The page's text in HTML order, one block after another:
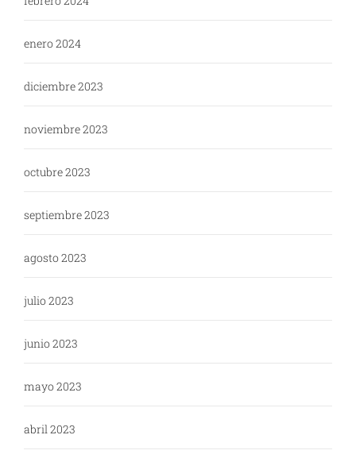
enero 2024
diciembre 2023
noviembre 2023
octubre 2023
septiembre 2023
agosto 2023
julio 2023
junio 2023
mayo 2023
abril 2023